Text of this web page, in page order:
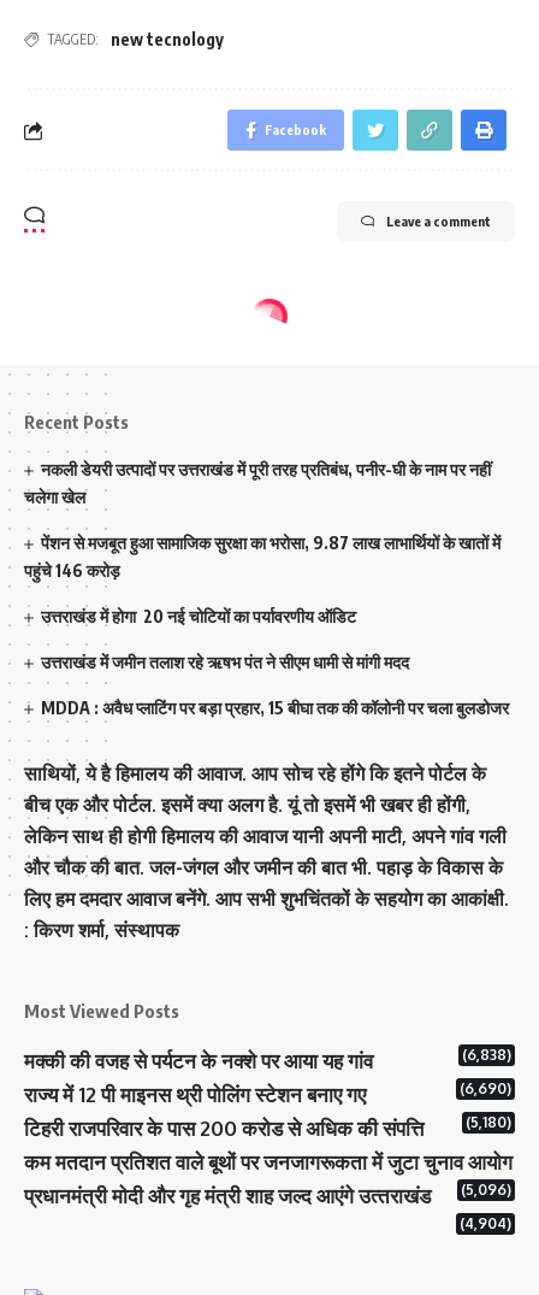
TAGGED: new tecnology
Facebook
Leave a comment
Recent Posts
नकली डेयरी उत्पादों पर उत्तराखंड में पूरी तरह प्रतिबंध, पनीर-घी के नाम पर नहीं
चलेगा खेल
पेंशन से मजबूत हुआ सामाजिक सुरक्षा का भरोसा, 9.87 लाख लाभार्थियों के खातों में
पहुंचे 146 करोड़
उत्तराखंड में होगा 20 नई चोटियों का पर्यावरणीय ऑडिट
उत्तराखंड में जमीन तलाश रहे ऋषभ पंत ने सीएम धामी से मांगी मदद
MDDA : अवैध प्लाटिंग पर बड़ा प्रहार, 15 बीघा तक की कॉलोनी पर चला बुलडोजर
साथियों, ये है हिमालय की आवाज. आप सोच रहे होंगे कि इतने पोर्टल के
बीच एक और पोर्टल. इसमें क्या अलग है. यूं तो इसमें भी खबर ही होंगी,
लेकिन साथ ही होगी हिमालय की आवाज यानी अपनी माटी, अपने गांव गली
और चौक की बात. जल-जंगल और जमीन की बात भी. पहाड़ के विकास के
लिए हम दमदार आवाज बनेंगे. आप सभी शुभचिंतकों के सहयोग का आकांक्षी.
: किरण शर्मा, संस्‍थापक
Most Viewed Posts
मक्‍की की वजह से पर्यटन के नक्‍शे पर आया यह गांव (6,838)
राज्य में 12 पी माइनस थ्री पोलिंग स्टेशन बनाए गए (6,690)
टिहरी राजपरिवार के पास 200 करोड से अधिक की संपत्ति (5,180)
कम मतदान प्रतिशत वाले बूथों पर जनजागरूकता में जुटा चुनाव आयोग
(5,096)
प्रधानमंत्री माेदी और गृह मंत्री शाह जल्‍द आएंगे उत्‍तराखंड
(4,904)